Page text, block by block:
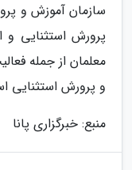
سازمان آموزش و
پرورش استثنایی و
معلمان از جمله
و پرورش استثنایی
منبع: خبرگزاری پانا